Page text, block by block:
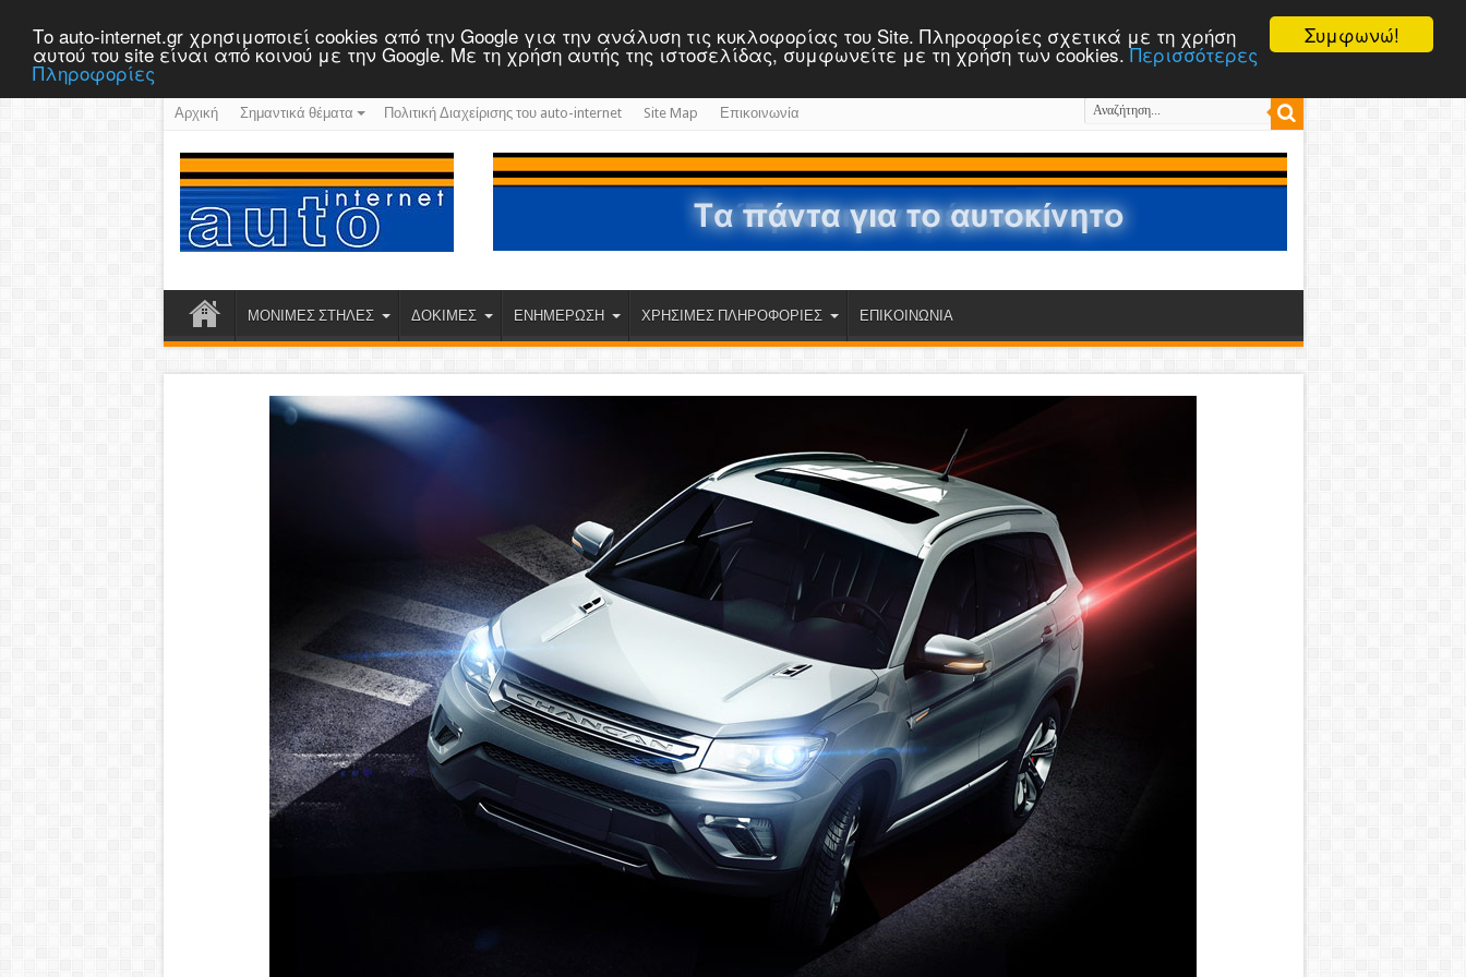
Συμφωνώ!
Το auto-internet.gr χρησιμοποιεί cookies από την Google για την ανάλυση τις κυκλοφορίας του Site. Πληροφορίες σχετικά με τη χρήση
αυτού του site είναι από κοινού με την Google. Με τη χρήση αυτής της ιστοσελίδας, συμφωνείτε με τη χρήση των cookies.Περισσότερες
Πληροφορίες
Αρχική Σημαντικά θέματα Πολιτική Διαχείρισης του auto-internet Site Map Επικοινωνία
ΜΟΝΙΜΕΣ ΣΤΗΛΕΣ ΔΟΚΙΜΕΣ ΕΝΗΜΕΡΩΣΗ ΧΡΗΣΙΜΕΣ ΠΛΗΡΟΦΟΡΙΕΣ ΕΠΙΚΟΙΝΩΝΙΑ